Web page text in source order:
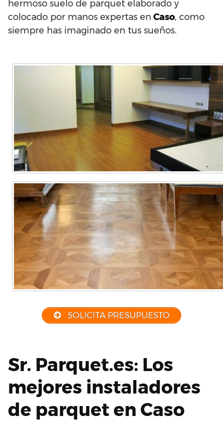
hermoso suelo de parquet elaborado y
colocado por manos expertas en Caso, como
siempre has imaginado en tus sueños.
SOLICITA PRESUPUESTO
Sr. Parquet.es: Los
mejores instaladores
de parquet en Caso